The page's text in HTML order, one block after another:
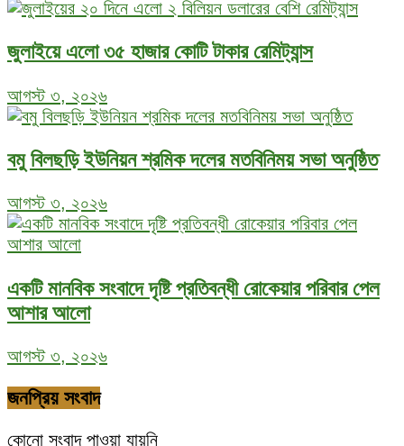
জুলাইয়ে এলো ৩৫ হাজার কোটি টাকার রেমিট্যান্স
আগস্ট ৩, ২০২৬
বমু বিলছড়ি ইউনিয়ন শ্রমিক দলের মতবিনিময় সভা অনুষ্ঠিত
আগস্ট ৩, ২০২৬
একটি মানবিক সংবাদে দৃষ্টি প্রতিবন্ধী রোকেয়ার পরিবার পেল
আশার আলো
আগস্ট ৩, ২০২৬
জনপ্রিয় সংবাদ
কোনো সংবাদ পাওয়া যায়নি